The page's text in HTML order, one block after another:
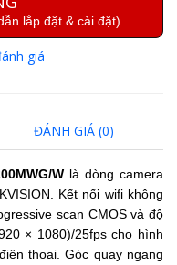
lắp đặt & cài đặt)
giá
ĐÁNH GIÁ (0)
Wlà dòng camera
Kết nối wifi không
scan CMOS và độ
× 1080)/25fps cho hình
thoại. Góc quay ngang